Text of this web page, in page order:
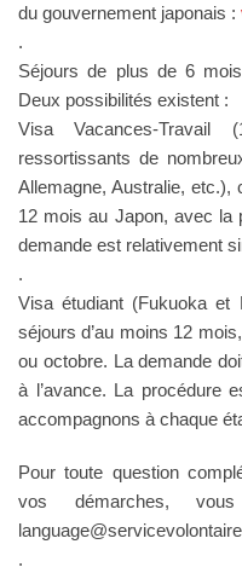
du gouvernement japonais :
.
Séjours de plus de 6
Deux possibilités existent :
Visa Vacances-
ressortissants de
Allemagne, Australie, etc.),
12 mois au Japon, avec la
demande est relativement
.
Visa étudiant (Fukuoka et
séjours d’au moins 12
ou octobre. La demande
à l’avance. La procédure
accompagnons à chaque
Pour toute question
vos démarches,
.